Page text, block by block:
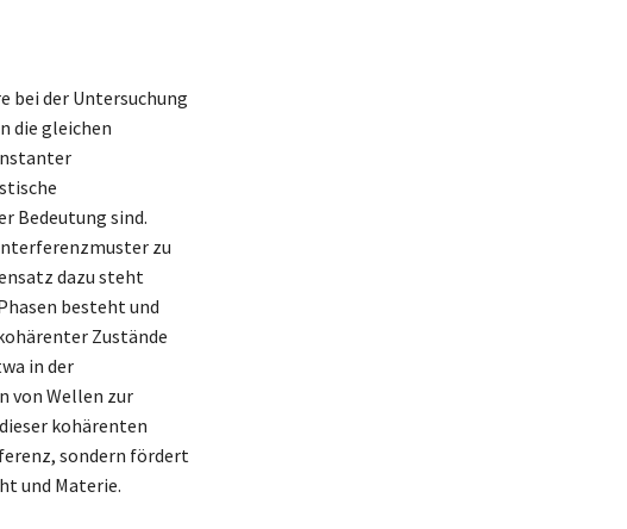
bei der Untersuchung
die gleichen
Bedeutung sind.
zu
dazu steht
besteht und
Zustände
in der
von Wellen zur
kohärenten
sondern fördert
und Materie.